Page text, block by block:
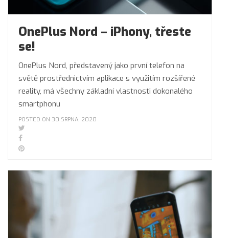
OnePlus Nord – iPhony, třeste
se!
OnePlus Nord, představený jako první telefon na
světě prostřednictvím aplikace s využitím rozšířené
reality, má všechny základní vlastnosti dokonalého
smartphonu
POSTED ON 30 SRPNA, 2020